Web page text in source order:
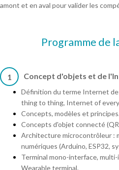
amont et en aval pour valider les
Programme de
1 Concept d'objets et de
Définition du terme Internet
thing to thing, Internet of
Concepts, modèles et principes.
Concepts d'objet connecté
Architecture microcontrôleur :
numériques (Arduino, ESP32,
Terminal mono-interface,
Wearable terminal.